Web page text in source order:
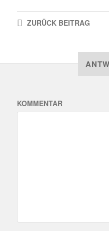
ZURÜCKBEITRAG
KOMMENTAR